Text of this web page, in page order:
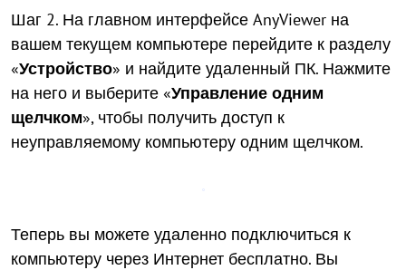
Шаг 2. На главном интерфейсе AnyViewer на
вашем текущем компьютере перейдите к разделу
«Устройство» и найдите удаленный ПК. Нажмите
на него и выберите «Управление одним
щелчком», чтобы получить доступ к
неуправляемому компьютеру одним щелчком.
Теперь вы можете удаленно подключиться к
компьютеру через Интернет бесплатно. Вы